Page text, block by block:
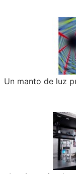
Un manto de luz